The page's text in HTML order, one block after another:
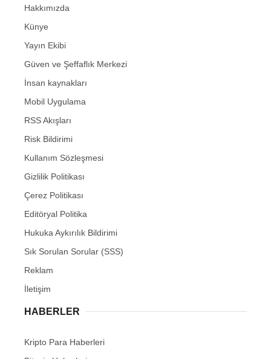
Hakkımızda
Künye
Yayın Ekibi
Güven ve Şeffaflık Merkezi
İnsan kaynakları
Mobil Uygulama
RSS Akışları
Risk Bildirimi
Kullanım Sözleşmesi
Gizlilik Politikası
Çerez Politikası
Editöryal Politika
Hukuka Aykırılık Bildirimi
Sık Sorulan Sorular (SSS)
Reklam
İletişim
HABERLER
Kripto Para Haberleri